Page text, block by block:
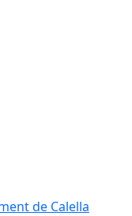
de Calella